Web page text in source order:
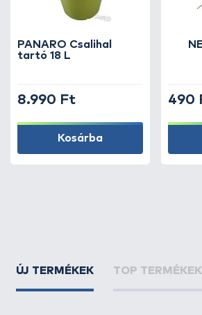
PANARO Csalihal
tartó 18 L
8.990 Ft
Kosárba
490
ÚJ TERMÉKEK TOP TERMÉKEK